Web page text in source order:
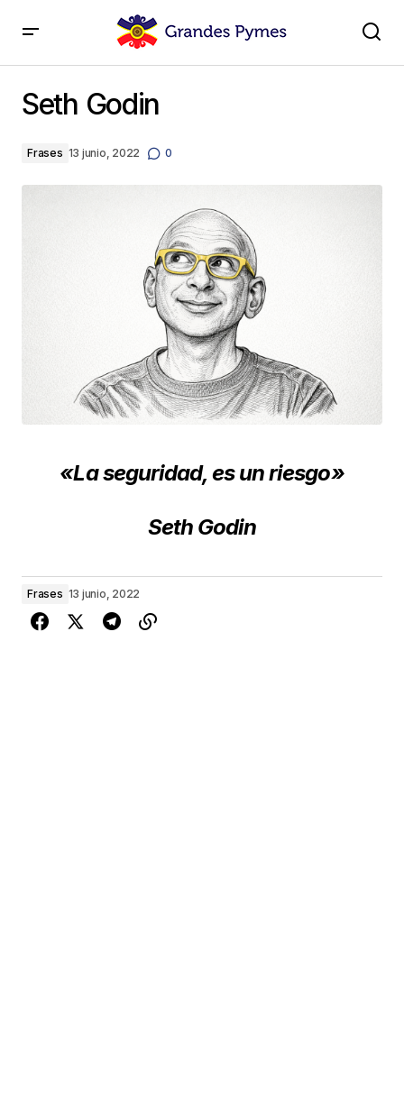
Seth Godin
Frases 13 junio, 2022 0
«La seguridad, es un riesgo»
Seth Godin
Frases 13 junio, 2022